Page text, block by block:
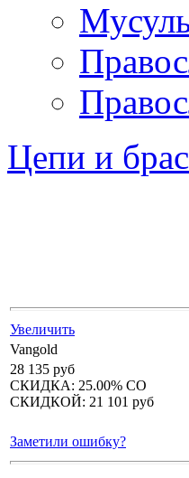
Цепи и
Увеличить
Vangold
28 135 руб
СКИДКА: 25.00% СО
СКИДКОЙ: 21 101 руб
Заметили ошибку?